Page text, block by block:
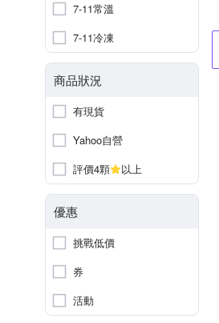
7-11常溫
7-11冷凍
商品狀況
有現貨
Yahoo自營
評價4顆
以上
優惠
挑戰低價
券
活動